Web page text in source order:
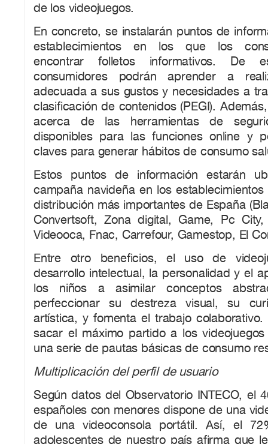
de los videojuegos.
En concreto, se instalarán puntos de
establecimientos en los que los
encontrar folletos informativos. De
consumidores podrán aprender a
adecuada a sus gustos y necesidades a
clasificación de contenidos (PEGI).
acerca de las herramientas de
disponibles para las funciones online y
claves para generar hábitos de consumo
Estos puntos de información estarán
campaña navideña en los
distribución más importantes de España
Convertsoft, Zona digital, Game, Pc City,
Videooca, Fnac, Carrefour, Gamestop, El
Entre otro beneficios, el uso de
desarrollo intelectual, la personalidad y el
los niños a asimilar conceptos
perfeccionar su destreza visual, su
artística, y fomenta el trabajo
sacar el máximo partido a los
una serie de pautas básicas de consumo
Multiplicación del perfil de usuario
Según datos del Observatorio INTECO, el
españoles con menores dispone de una
de una videoconsola portátil. Así, el
adolescentes de nuestro país afirma que